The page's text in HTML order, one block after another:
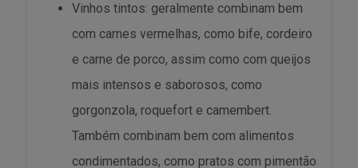
Vinhos tintos: geralmente combinam bem
com carnes vermelhas, como bife, cordeiro
e carne de porco, assim como com queijos
mais intensos e saborosos, como
gorgonzola, roquefort e camembert.
Também combinam bem com alimentos
condimentados, como pratos com pimentão